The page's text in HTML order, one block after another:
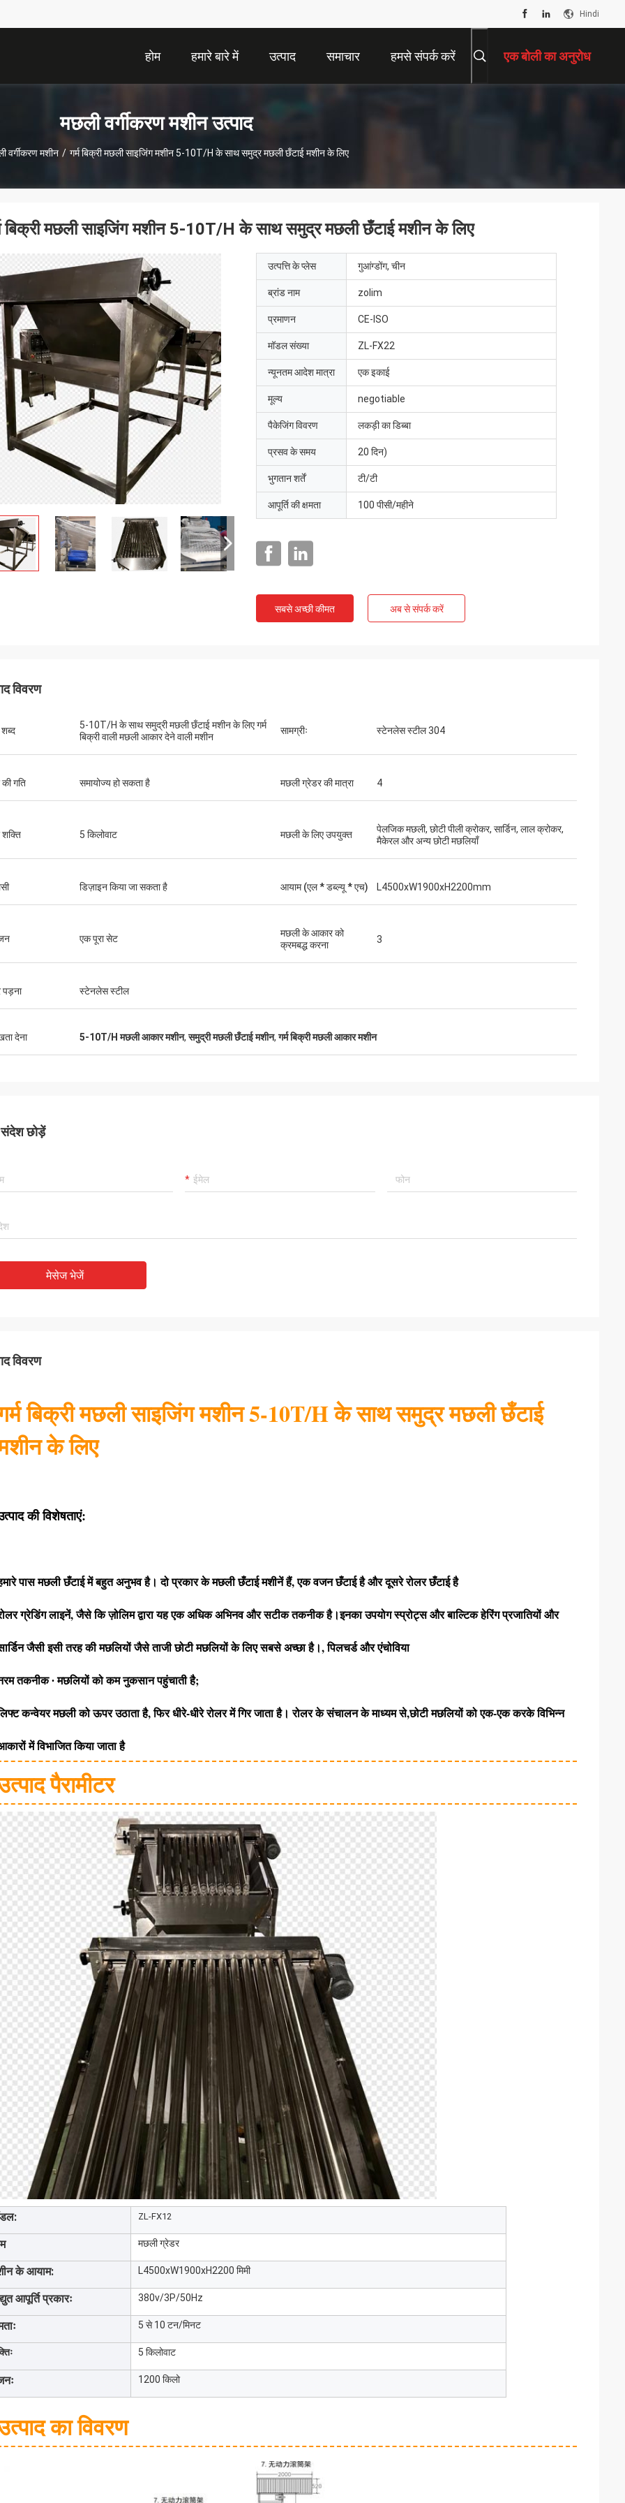
Hindi
होम हमारे बारे में उत्पाद समाचार हमसे संपर्क करें एक बोली का अनुरोध
मछली वर्गीकरण मशीन उत्पाद
वर्गीकरण मशीन / गर्म बिक्री मछली साइजिंग मशीन 5-10T/H के साथ समुद्र मछली छँटाई मशीन के लिए
बिक्री मछली साइजिंग मशीन 5-10T/H के साथ समुद्र मछली छँटाई मशीन के लिए
उत्पत्ति के प्लेस गुआंग्डोंग, चीन
ब्रांड नाम zolim
प्रमाणन CE-ISO
मॉडल संख्या ZL-FX22
न्यूनतम आदेश मात्रा एक इकाई
मूल्य negotiable
पैकेजिंग विवरण लकड़ी का डिब्बा
प्रसव के समय 20 दिन)
भुगतान शर्तें टी/टी
आपूर्ति की क्षमता 100 पीसी/महीने
सबसे अच्छी कीमत अब से संपर्क करें
विवरण
5-10T/H के साथ समुद्री मछली छँटाई मशीन के लिए गर्म
बिक्री वाली मछली आकार देने वाली मशीन
सामग्रीः स्टेनलेस स्टील 304
की गति समायोज्य हो सकता है मछली ग्रेडर की मात्रा 4
शक्ति 5 किलोवाट मछली के लिए उपयुक्त
पेलजिक मछली, छोटी पीली क्रोकर, सार्डिन, लाल क्रोकर,
मैकेरल और अन्य छोटी मछलियाँ
डिज़ाइन किया जा सकता है आयाम (एल * डब्ल्यू * एच) L4500xW1900xH2200mm
एक पूरा सेट
मछली के आकार को
क्रमबद्ध करना
3
स्टेनलेस स्टील
देना 5-10T/H मछली आकार मशीन,समुद्री मछली छँटाई मशीन,गर्म बिक्री मछली आकार मशीन
छोड़ें
मेसेज भेजें
विवरण
बिक्री मछली साइजिंग मशीन 5-10T/H के साथ समुद्र मछली छँटाई
के लिए
की विशेषताएं:
पास मछली छँटाई में बहुत अनुभव है। दो प्रकार के मछली छँटाई मशीनें हैं, एक वजन छँटाई है और दूसरे रोलर छँटाई है
ग्रेडिंग लाइनें, जैसे कि ज़ोलिम द्वारा यह एक अधिक अभिनव और सटीक तकनीक है।इनका उपयोग स्प्रोट्स और बाल्टिक हेरिंग प्रजातियों और
जैसी इसी तरह की मछलियों जैसे ताजी छोटी मछलियों के लिए सबसे अच्छा है।, पिलचर्ड और एंचोविया
तकनीक ∙ मछलियों को कम नुकसान पहुंचाती है;
कन्वेयर मछली को ऊपर उठाता है, फिर धीरे-धीरे रोलर में गिर जाता है। रोलर के संचालन के माध्यम से,छोटी मछलियों को एक-एक करके विभिन्न
में विभाजित किया जाता है
पैरामीटर
ZL-FX12
मछली ग्रेडर
के आयाम: L4500xW1900xH2200 मिमी
आपूर्ति प्रकारः 380v/3P/50Hz
5 से 10 टन/मिनट
5 किलोवाट
1200 किलो
का विवरण